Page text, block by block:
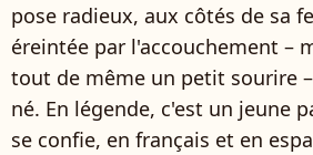
pose radieux, aux côtés de sa
éreintée par l'accouchement –
tout de même un petit sourire
né. En légende, c'est un jeune
se confie, en français et en